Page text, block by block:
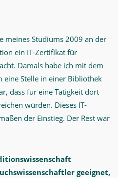
meines Studiums 2009 an der
ein IT-Zertifikat für
Damals habe ich mit dem
eine Stelle in einer Bibliothek
dass für eine Tätigkeit dort
würden. Dieses IT-
der Einstieg. Der Rest war
geeignet,